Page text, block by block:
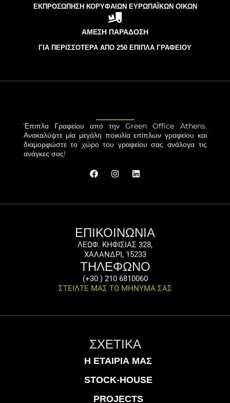
ΕΚΠΡΟΣΏΠΗΣΗ ΚΟΡΥΦΑΊΩΝ ΕΥΡΩΠΑΪΚΏΝ ΟΊΚΩΝ
ΆΜΕΣΗ ΠΑΡΆΔΟΣΗ
ΓΙΑ ΠΕΡΙΣΣΌΤΕΡΑ ΑΠΌ 250 ΈΠΙΠΛΑ ΓΡΑΦΕΊΟΥ
Έπιπλα Γραφείου από την Green Office Athens.
Ανακαλύψτε μία μεγάλη ποικιλία επίπλων γραφείου και
διαμορφώστε το χώρο του γραφείου σας ανάλογα τις
ανάγκες σας!
ΕΠΙΚΟΙΝΩΝΙΑ
ΛΕΩΦ. ΚΗΦΙΣΙΑΣ 328,
ΧΑΛΑΝΔΡΙ, 15233
ΤΗΛΕΦΩΝΟ
(+30 ) 210 6810060
ΣΤΕΙΛΤΕ ΜΑΣ ΤΟ ΜΗΝΥΜΑ ΣΑΣ
ΣΧΕΤΙΚΑ
Η ΕΤΑΙΡΊΑ ΜΑΣ
STOCK-HOUSE
PROJECTS